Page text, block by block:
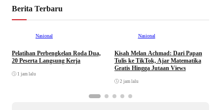
Berita Terbaru
Nasional
Pelatihan Perbengkelan Roda Dua,
20 Peserta Langsung Kerja
1 jam lalu
Nasional
Kisah Melan Achmad: Dari Papan
Tulis ke TikTok, Ajar Matematika
Gratis Hingga Jutaan Views
2 jam lalu